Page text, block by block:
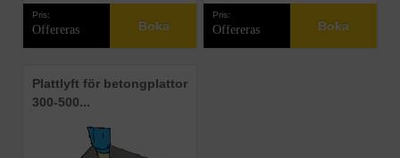
Pris:
Offereras Boka
Pris:
Offereras Boka
Plattlyft för betongplattor
300-500...